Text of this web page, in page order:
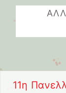
Μετάβαση στο
11η